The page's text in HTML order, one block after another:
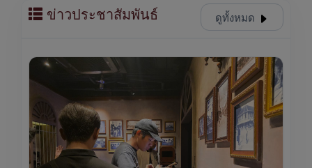
ข่าวประชาสัมพันธ์ ดูทั้งหมด